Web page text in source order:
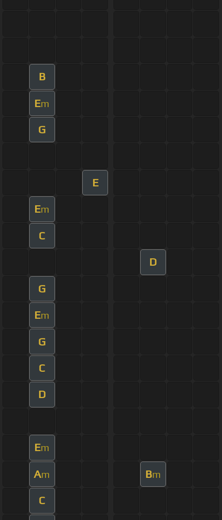
B
Em
G
E
Em
C
D
G
Em
G
C
D
Em
Am Bm
C